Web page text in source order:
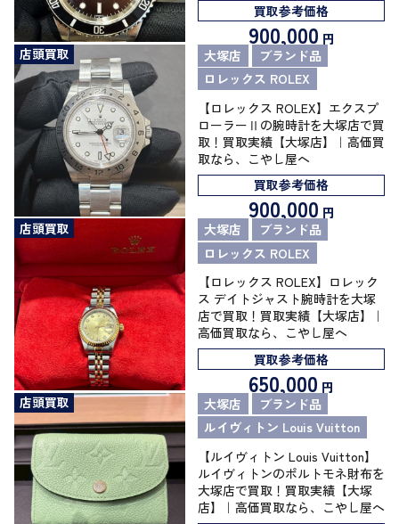
買取参考価格
900,000 円
店頭買取
大塚店
ブランド品
ロレックス ROLEX
【ロレックス ROLEX】エクスプ
ローラーⅡの腕時計を大塚店で買
取！買取実績【大塚店】｜高価買
取なら、こやし屋へ
買取参考価格
900,000 円
店頭買取
大塚店
ブランド品
ロレックス ROLEX
【ロレックス ROLEX】ロレック
ス デイトジャスト腕時計を大塚
店で買取！買取実績【大塚店】｜
高価買取なら、こやし屋へ
買取参考価格
650,000 円
店頭買取
大塚店
ブランド品
ルイヴィトン Louis Vuitton
【ルイヴィトン Louis Vuitton】
ルイヴィトンのポルトモネ財布を
大塚店で買取！買取実績【大塚
店】｜高価買取なら、こやし屋へ